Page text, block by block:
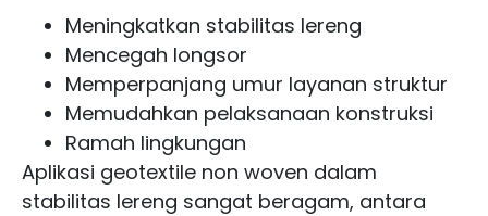
Meningkatkan stabilitas lereng
Mencegah longsor
Memperpanjang umur layanan struktur
Memudahkan pelaksanaan konstruksi
Ramah lingkungan
Aplikasi geotextile non woven dalam
stabilitas lereng sangat beragam, antara